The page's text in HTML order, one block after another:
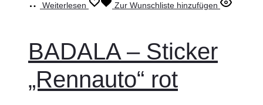
Weiterlesen
Zur Wunschliste hinzufügen
BADALA – Sticker
„Rennauto“ rot